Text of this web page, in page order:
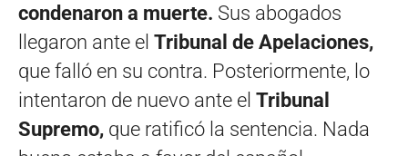
condenaron a muerte. Sus abogados
llegaron ante el Tribunal de Apelaciones,
que falló en su contra. Posteriormente, lo
intentaron de nuevo ante el Tribunal
Supremo, que ratificó la sentencia. Nada